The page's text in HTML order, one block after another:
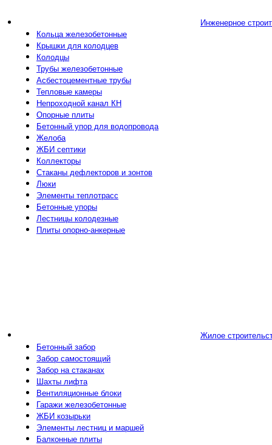
Инженерное
Кольца железобетонные
Крышки для колодцев
Колодцы
Трубы железобетонные
Асбестоцементные трубы
Тепловые камеры
Непроходной канал КН
Опорные плиты
Бетонный упор для водопровода
Желоба
ЖБИ септики
Коллекторы
Стаканы дефлекторов и зонтов
Люки
Элементы теплотрасс
Бетонные упоры
Лестницы колодезные
Плиты опорно-анкерные
Жилое
Бетонный забор
Забор самостоящий
Забор на стаканах
Шахты лифта
Вентиляционные блоки
Гаражи железобетонные
ЖБИ козырьки
Элементы лестниц и маршей
Балконные плиты